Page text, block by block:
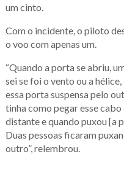
um cinto.
Com o incidente, o piloto
o voo com apenas um.
“Quando a porta se abriu,
sei se foi o vento ou a
essa porta suspensa pelo
tinha como pegar esse
distante e quando puxou [a
Duas pessoas ficaram
outro”, relembrou.